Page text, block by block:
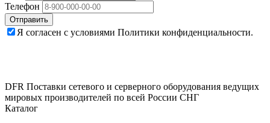
Телефон
Отправить
Я согласен с условиями Политики конфиденциальности.
DFR Поставки сетевого и серверного оборудования ведущих
мировых производителей по всей России СНГ
Каталог